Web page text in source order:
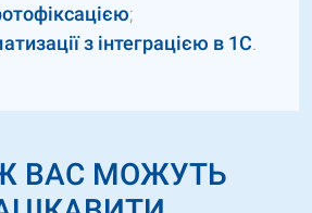
;
з інтеграцією в 1С
ВАС МОЖУТЬ